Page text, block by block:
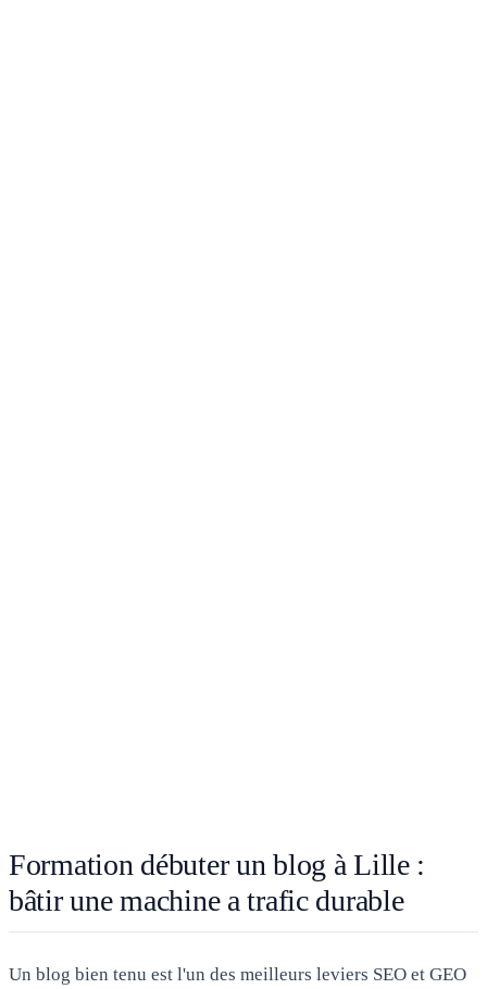
Formation débuter un blog à Lille :
bâtir une machine a trafic durable
Un blog bien tenu est l'un des meilleurs leviers SEO et GEO